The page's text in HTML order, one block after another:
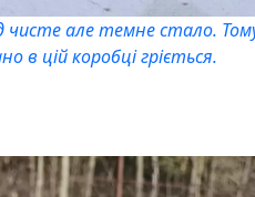
але темне стало.
в цій коробці гріється.